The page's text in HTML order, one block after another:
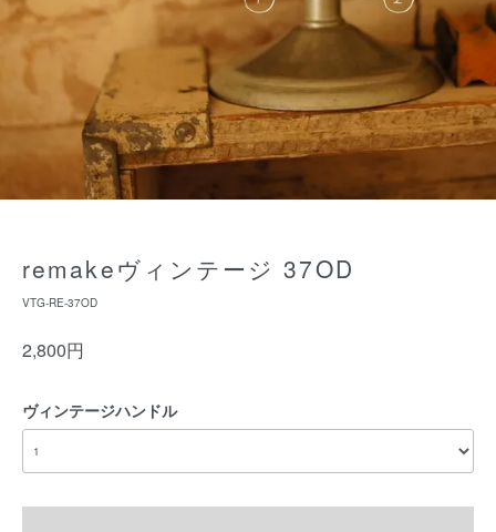
remakeヴィンテージ 37OD
VTG-RE-37OD
2,800円
ヴィンテージハンドル